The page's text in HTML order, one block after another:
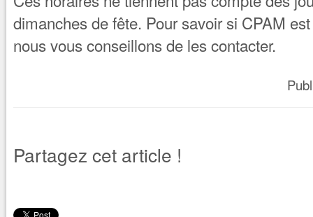
dimanches de fête. Pour savoir si CPAM
nous vous conseillons de les contacter.
Partagez cet article !